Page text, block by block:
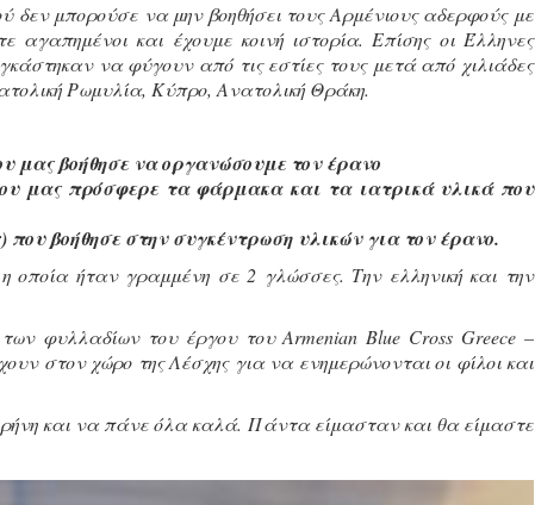
δεν μπορούσε να μην βοηθήσει τους Αρμένιους αδερφούς με
αγαπημένοι και έχουμε κοινή ιστορία. Επίσης οι Έλληνες
να φύγουν από τις εστίες τους μετά από χιλιάδες
Ρωμυλία, Κύπρο, Ανατολική Θράκη.
μας βοήθησε να οργανώσουμε τον έρανο
μας πρόσφερε τα φάρμακα και τα ιατρικά υλικά που
βοήθησε στην συγκέντρωση υλικών για τον έρανο.
οποία ήταν γραμμένη σε 2 γλώσσες. Την ελληνική και την
φυλλαδίων του έργου του Armenian Blue Cross Greece –
στον χώρο της Λέσχης για να ενημερώνονται οι φίλοι και
και να πάνε όλα καλά. Πάντα είμασταν και θα είμαστε